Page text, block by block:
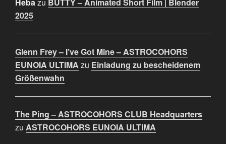
Hebazu BUTTY – Animated Short Film | Blender
2025
Glenn Frey – I’ve Got Mine – ASTROCOHORS
EUNOIA ULTIMA zu Einladung zu bescheidenem
Größenwahn
The Ping – ASTROCOHORS CLUB Headquarters
zu ASTROCOHORS EUNOIA ULTIMA